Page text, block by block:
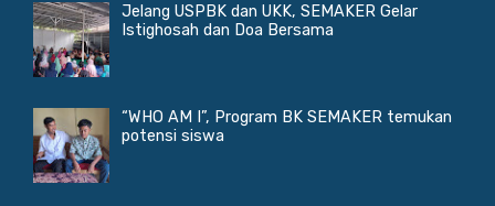
Jelang USPBK dan UKK, SEMAKER Gelar
Istighosah dan Doa Bersama
“WHO AM I”, Program BK SEMAKER temukan
potensi siswa